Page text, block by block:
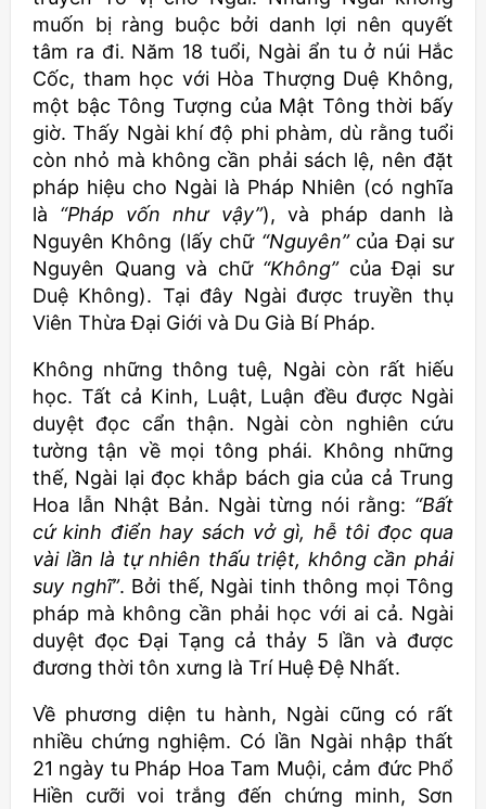
muốn bị ràng buộc bởi danh lợi nên quyết
tâm ra đi. Năm 18 tuổi, Ngài ẩn tu ở núi Hắc
Cốc, tham học với Hòa Thượng Duệ Không,
một bậc Tông Tượng của Mật Tông thời bấy
giờ. Thấy Ngài khí độ phi phàm, dù rằng tuổi
còn nhỏ mà không cần phải sách lệ, nên đặt
pháp hiệu cho Ngài là Pháp Nhiên (có nghĩa
là “Pháp vốn như vậy”), và pháp danh là
Nguyên Không (lấy chữ “Nguyên”của Đại sư
Nguyên Quang và chữ “Không”của Đại sư
Duệ Không). Tại đây Ngài được truyền thụ
Viên Thừa Đại Giới và Du Già Bí Pháp.
Không những thông tuệ, Ngài còn rất hiếu
học. Tất cả Kinh, Luật, Luận đều được Ngài
duyệt đọc cẩn thận. Ngài còn nghiên cứu
tường tận về mọi tông phái. Không những
thế, Ngài lại đọc khắp bách gia của cả Trung
Hoa lẫn Nhật Bản. Ngài từng nói rằng: “Bất
cứ kinh điển hay sách vở gì, hễ tôi đọc qua
vài lần là tự nhiên thấu triệt, không cần phải
suy nghĩ”. Bởi thế, Ngài tinh thông mọi Tông
pháp mà không cần phải học với ai cả. Ngài
duyệt đọc Đại Tạng cả thảy 5 lần và được
đương thời tôn xưng là Trí Huệ Đệ Nhất.
Về phương diện tu hành, Ngài cũng có rất
nhiều chứng nghiệm. Có lần Ngài nhập thất
21 ngày tu Pháp Hoa Tam Muội, cảm đức Phổ
Hiền cưỡi voi trắng đến chứng minh, Sơn